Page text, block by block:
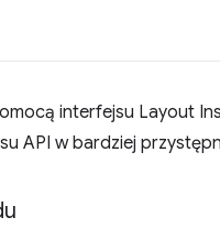
interfejsu Layout
API w bardziej